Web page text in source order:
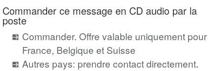
Commander ce message en CD audio par la
poste
Commander. Offre valable uniquement pour
France, Belgique et Suisse
Autres pays: prendre contact directement.